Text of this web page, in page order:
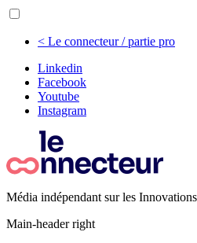
< Le connecteur / partie pro
Linkedin
Facebook
Youtube
Instagram
Média indépendant sur les
Main-header right